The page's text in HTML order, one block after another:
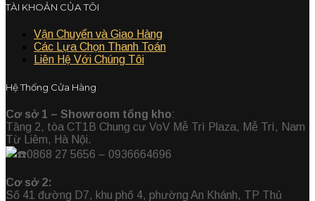
TÀI KHOẢN CỦA TÔI
Vận Chuyển và Giao Hàng
Các Lựa Chọn Thanh Toán
Liên Hệ Với Chúng Tôi
Hệ Thống Cửa Hàng
Cơ sở 1 – Showroom tổng kho:
Tầng 2, tòa CT1B Chung cư VoV Mễ Trì Plaza, Mễ Trì, Nam
Từ Liêm, Hà Nội.
0868 27 5656 – 0936664696
Cơ sở 2:
Số 41 đường D7, khu phố 4, phường An Khánh, TP Thủ